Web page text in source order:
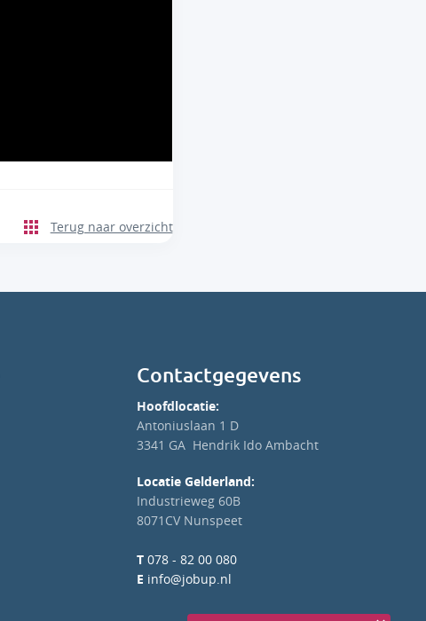
Terug naar overzicht
Contactgegevens
Hoofdlocatie:
Antoniuslaan 1 D
3341 GA Hendrik Ido Ambacht
Locatie Gelderland:
Industrieweg 60B
8071CV Nunspeet
T 078 - 82 00 080
E info@jobup.nl